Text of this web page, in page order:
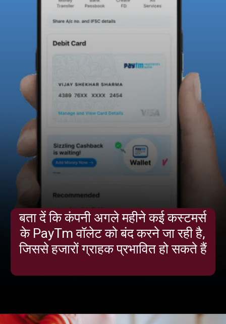
बता दें कि कंपनी अगले महीने कई कस्टमर्स
के PayTm वॉलेट को बंद करने जा रही है,
जिससे हजारों ग्राहक प्रभावित हो सकते हैं